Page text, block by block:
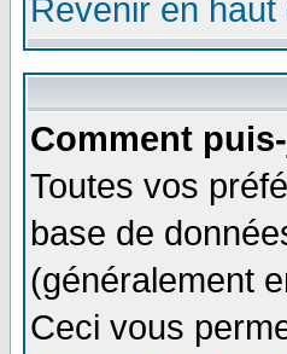
Revenir en haut
Comment
Toutes vos
base de
(généralement
Ceci vous